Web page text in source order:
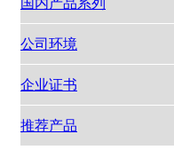
公司环境
企业证书
推荐产品